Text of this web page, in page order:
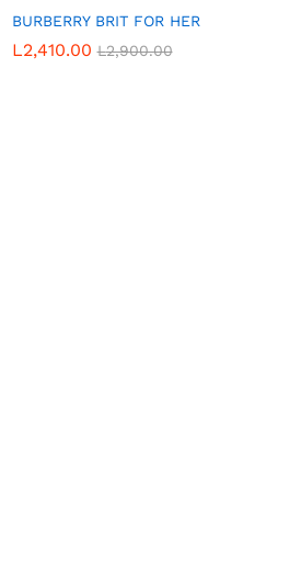
BURBERRY BRIT FOR HER
L2,410.00 L2,900.00
L2,410.00 L2,900.00